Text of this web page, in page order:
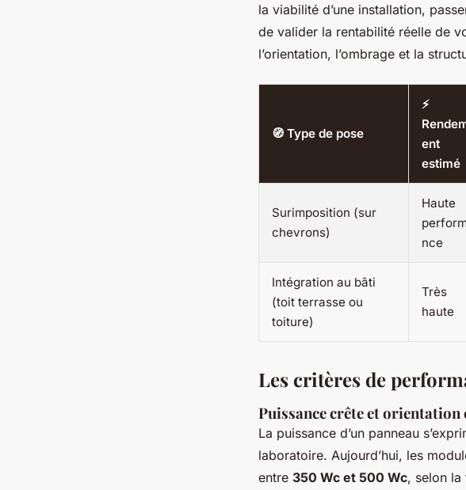
la viabilité d’une installation,
de valider la rentabilité réelle de
l’orientation, l’ombrage et la
🧭 Type de pose
⚡
ent
estimé
Surimposition (sur
chevrons)
Haute
nce
Intégration au bâti
(toit terrasse ou
toiture)
Très
haute
Les critères de
Puissance crête et
La puissance d’un panneau
laboratoire. Aujourd’hui, les
entre 350 Wc et 500 Wc, selon la